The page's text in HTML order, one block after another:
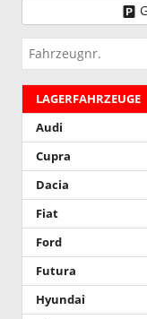
Fahrzeugnr.
LAGERFAHRZEUGE
Audi
Cupra
Dacia
Fiat
Ford
Futura
Hyundai